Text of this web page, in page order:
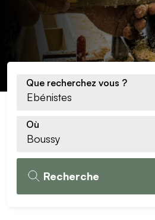
Que recherchez vous ?
Où
Recherche